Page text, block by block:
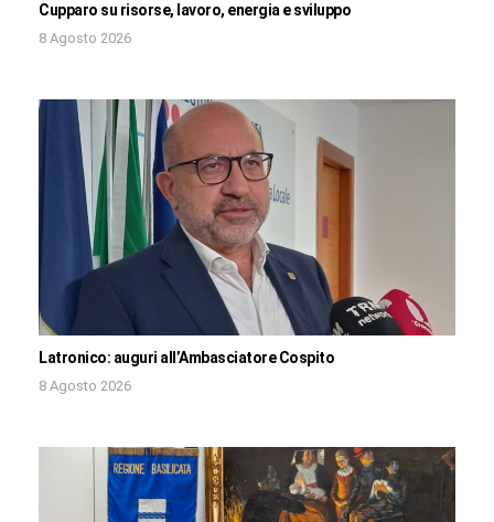
Cupparo su risorse, lavoro, energia e sviluppo
8 Agosto 2026
Latronico: auguri all’Ambasciatore Cospito
8 Agosto 2026